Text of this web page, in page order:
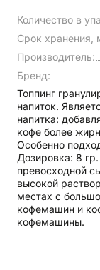
Количество в
Срок хранения,
Производитель:
Бренд:
Топпинг
напиток.
напитка:
кофе более
Особенно
Дозировка: 8
превосходной
высокой
местах с
кофемашин и
кофемашины.